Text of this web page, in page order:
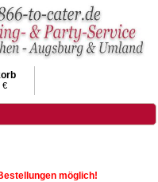
€
möglich!